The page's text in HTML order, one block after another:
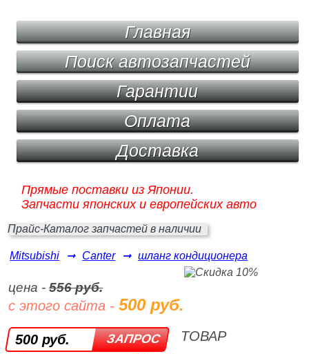
Главная
Поиск автозапчастей
Гарантии
Оплата
Доставка
Прямые поставки из Японии.
Запчасти японских и европейских авто
Прайс-Каталог запчастей в наличии
Mitsubishi ➞ Canter ➞ шланг кондиционера
цена -556 руб.
с этого сайта -500 руб.
500 руб. ТОВАР